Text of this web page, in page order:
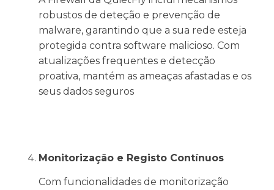
robustos de deteção e prevenção de
malware, garantindo que a sua rede esteja
protegida contra software malicioso. Com
atualizações frequentes e detecção
proativa, mantém as ameaças afastadas e os
seus dados seguros
Monitorização e Registo Contínuos
Com funcionalidades de monitorização